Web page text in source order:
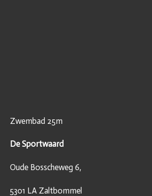
Zwembad 25m
De Sportwaard
Oude Bosscheweg 6,
5301 LA Zaltbommel